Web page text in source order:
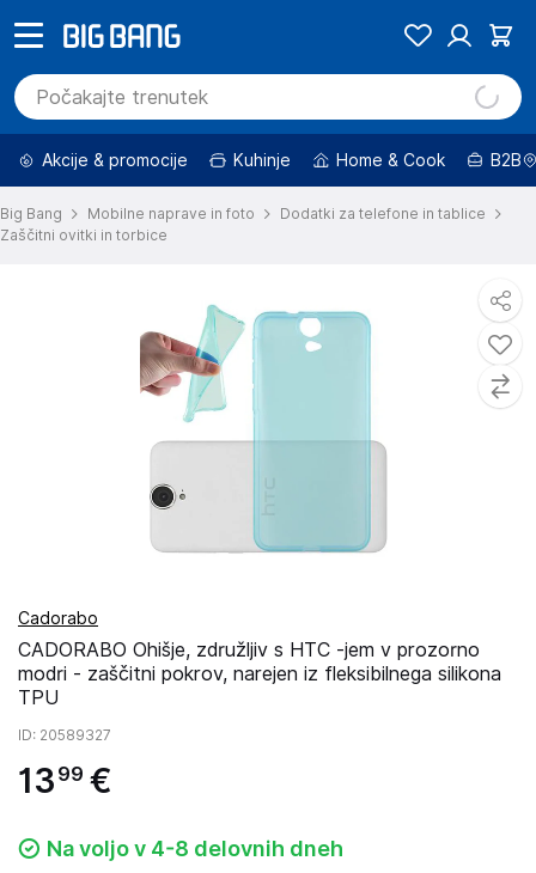
Akcije & promocije Kuhinje Home & Cook B2B
Big Bang Mobilne naprave in foto
Dodatki za telefone in tablice
Zaščitni ovitki in torbice
Cadorabo
CADORABO Ohišje, združljiv s HTC -jem v prozorno
modri - zaščitni pokrov, narejen iz fleksibilnega silikona
TPU
ID: 20589327
13 99 €
Na voljo v 4-8 delovnih dneh